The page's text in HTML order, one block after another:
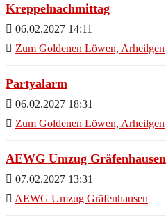
Kreppelnachmittag
06.02.2027 14:11
Zum Goldenen Löwen, Arheilgen
Partyalarm
06.02.2027 18:31
Zum Goldenen Löwen, Arheilgen
AEWG Umzug Gräfenhausen
07.02.2027 13:31
AEWG Umzug Gräfenhausen